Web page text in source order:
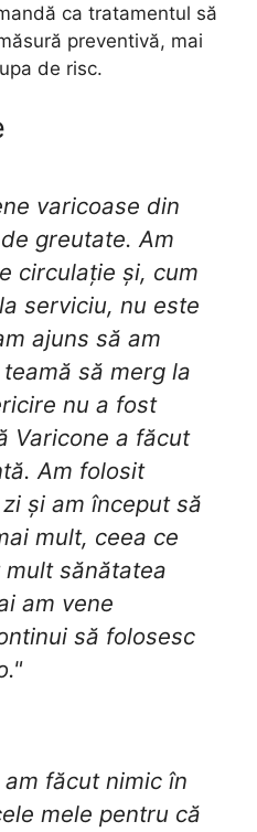
ca tratamentul să
preventivă, mai
de risc.
varicoase din
greutate. Am
circulație și, cum
serviciu, nu este
ajuns să am
să merg la
nu a fost
Varicone a făcut
Am folosit
și am început să
mult, ceea ce
sănătatea
am vene
să folosesc
făcut nimic în
mele pentru că